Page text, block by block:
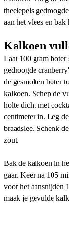
theelepels
aan het vlees en
Kalkoen
Laat 100 gram boter
gedroogde
de gesmolten boter
kalkoen. Schep de
holte dicht met
centimeter in. Leg
braadslee. Schenk
zout.
Bak de kalkoen in
gaar. Keer na 105
voor het aansnijden
maak je gevulde